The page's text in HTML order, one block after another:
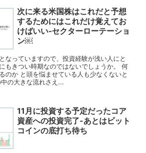
次に来る米国株はこれだと予想
するためにはこれだけ覚えてお
けばいい‐セクターローテーショ
ン￼
なっていますので、投資経験が浅い人にと
もきつい時期なのではないでしょうか。 何
のか と頭を悩ませている人も少なくないと
の大きな流れさえ...
11月に投資する予定だったコア
資産への投資完了-あとはビット
コインの底打ち待ち